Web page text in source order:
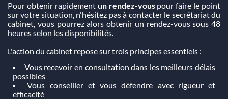
Pour obtenir rapidement un rendez-vouspour faire le point
sur votre situation, n'hésitez pas à contacter le secrétariat du
cabinet, vous pourrez alors obtenir un rendez-vous sous 48
heures selon les disponibilités.
L'action du cabinet repose sur trois principes essentiels :
Vous recevoir en consultation dans les meilleurs délais
possibles
Vous conseiller et vous défendre avec rigueur et
efficacité